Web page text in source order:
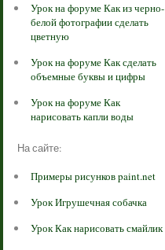
Урок на форуме Как из черно-
белой фотографии сделать
цветную
Урок на форуме Как сделать
объемные буквы и цифры
Урок на форуме Как
нарисовать капли воды
На сайте:
Примеры рисунков paint.net
Урок Игрушечная собачка
Урок Как нарисовать смайлик